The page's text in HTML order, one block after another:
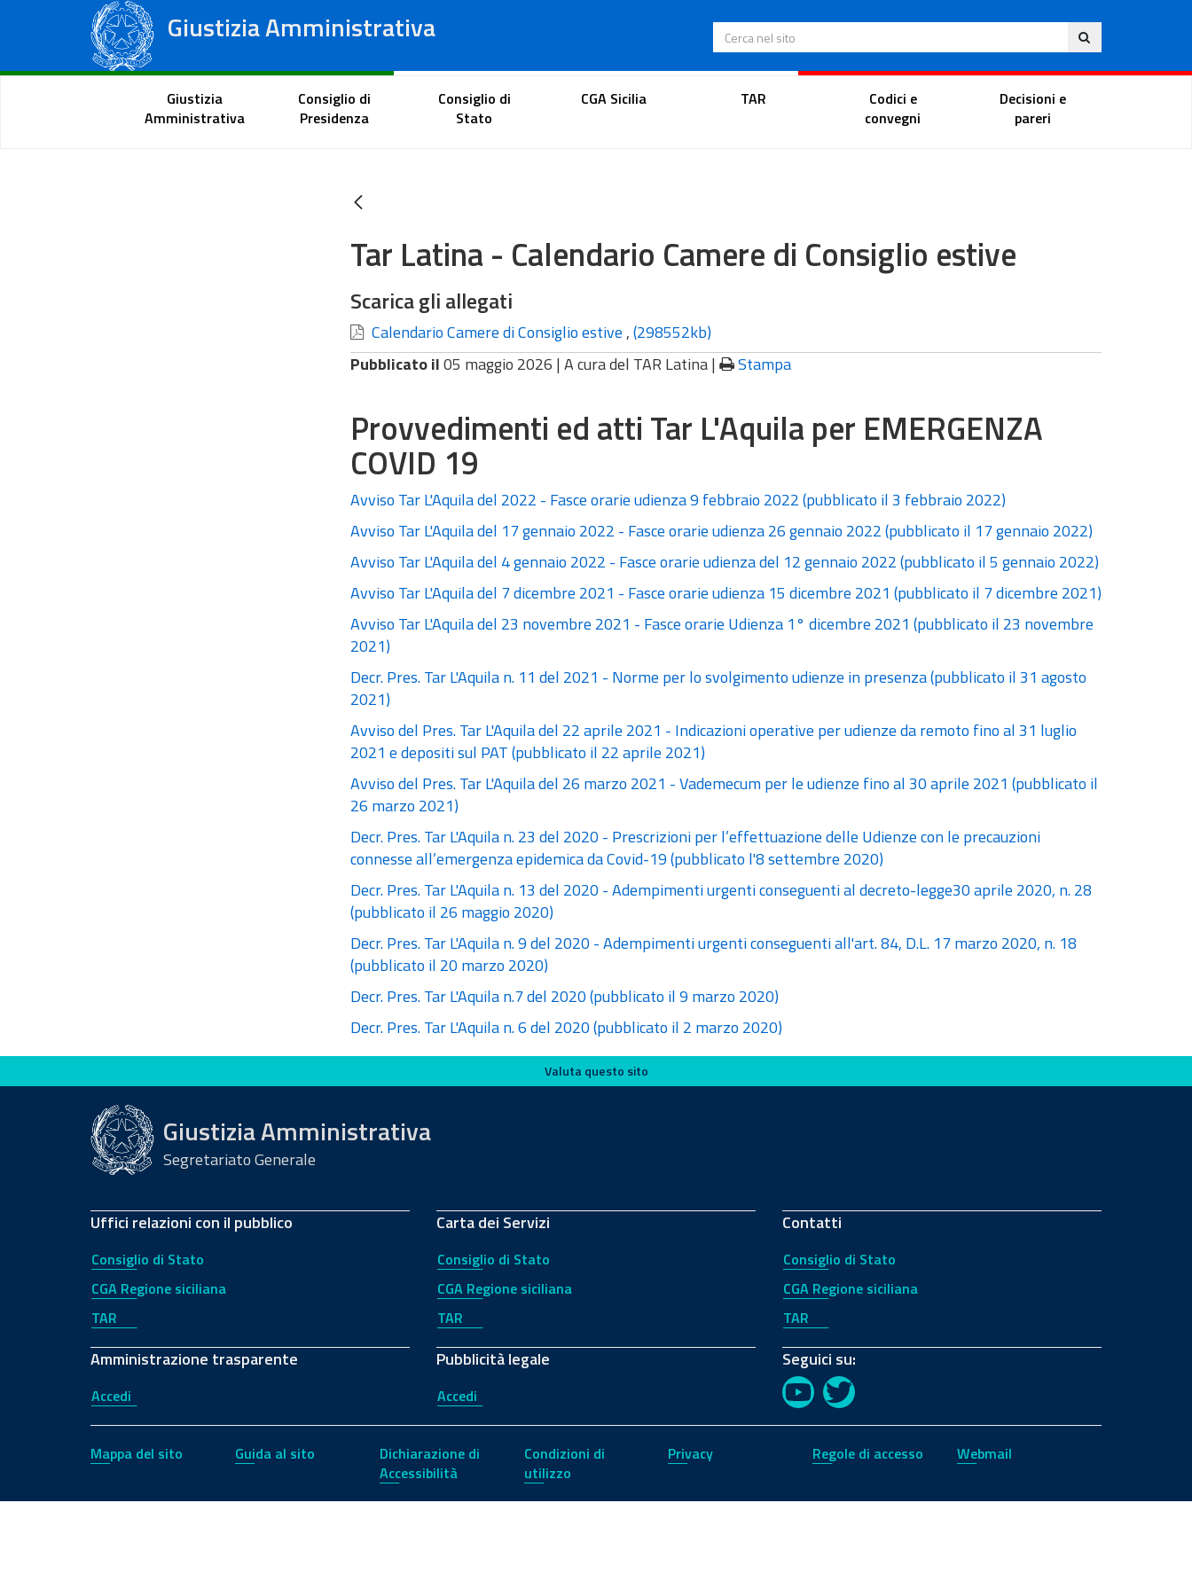
Giustizia Amministrativa
Tribunali Amministrativi Regionali
Ita
Cerca nel sito
Portale del cittadino Portale dell'avvocato Portale del magistrato
Giustizia
Amministrativa
Consiglio di
Presidenza
Consiglio di
Stato
CGA Sicilia TAR
Codici e
convegni
Decisioni e
pareri
Tar Latina - Calendario Camere di Consiglio estive
Scarica gli allegati
Calendario Camere di Consiglio estive ,(298552kb)
Pubblicato il05 maggio 2026 | A cura del TAR Latina| Stampa
Provvedimenti ed atti Tar L'Aquila per EMERGENZA
COVID 19
Avviso Tar L'Aquila del 2022 - Fasce orarie udienza 9 febbraio 2022 (pubblicato il 3 febbraio 2022)
Avviso Tar L'Aquila del 17 gennaio 2022 - Fasce orarie udienza 26 gennaio 2022 (pubblicato il 17 gennaio 2022)
Avviso Tar L'Aquila del 4 gennaio 2022 - Fasce orarie udienza del 12 gennaio 2022 (pubblicato il 5 gennaio 2022)
Avviso Tar L'Aquila del 7 dicembre 2021 - Fasce orarie udienza 15 dicembre 2021 (pubblicato il 7 dicembre 2021)
Avviso Tar L'Aquila del 23 novembre 2021 - Fasce orarie Udienza 1° dicembre 2021 (pubblicato il 23 novembre
2021)
Decr. Pres. Tar L'Aquila n. 11 del 2021 - Norme per lo svolgimento udienze in presenza (pubblicato il 31 agosto
2021)
Avviso del Pres. Tar L'Aquila del 22 aprile 2021 - Indicazioni operative per udienze da remoto fino al 31 luglio
2021 e depositi sul PAT (pubblicato il 22 aprile 2021)
Avviso del Pres. Tar L'Aquila del 26 marzo 2021 - Vademecum per le udienze fino al 30 aprile 2021 (pubblicato il
26 marzo 2021)
Decr. Pres. Tar L'Aquila n. 23 del 2020 - Prescrizioni per l’effettuazione delle Udienze con le precauzioni
connesse all’emergenza epidemica da Covid-19 (pubblicato l'8 settembre 2020)
Decr. Pres. Tar L'Aquila n. 13 del 2020 - Adempimenti urgenti conseguenti al decreto-legge30 aprile 2020, n. 28
(pubblicato il 26 maggio 2020)
Decr. Pres. Tar L'Aquila n. 9 del 2020 - Adempimenti urgenti conseguenti all'art. 84, D.L. 17 marzo 2020, n. 18
(pubblicato il 20 marzo 2020)
Decr. Pres. Tar L'Aquila n.7 del 2020 (pubblicato il 9 marzo 2020)
Decr. Pres. Tar L'Aquila n. 6 del 2020 (pubblicato il 2 marzo 2020)
Valuta questo sito Valuta questo sito
Giustizia Amministrativa
Segretariato Generale
Uffici relazioni con il pubblico
Consiglio di Stato
CGA Regione siciliana
TAR
Amministrazione trasparente
Accedi
Carta dei Servizi
Consiglio di Stato
CGA Regione siciliana
TAR
Pubblicità legale
Accedi
Contatti
Consiglio di Stato
CGA Regione siciliana
TAR
Seguici su:
YouTubeTwitter
Mappa del sito Guida al sito
Dichiarazione di
Accessibilità
Condizioni di
utilizzo
Privacy Regole di accesso Webmail